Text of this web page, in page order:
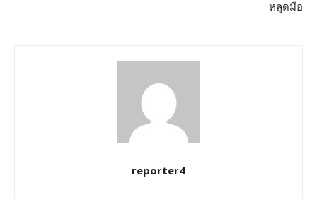
หลุดมือ
reporter4